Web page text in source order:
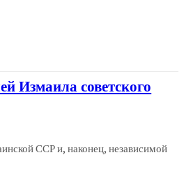
Измаила советского
ССР и, наконец, независимой